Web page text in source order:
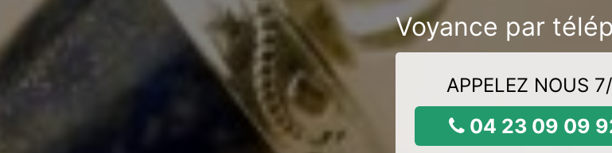
Voyance par
APPELEZ NOUS
04 23 09 09